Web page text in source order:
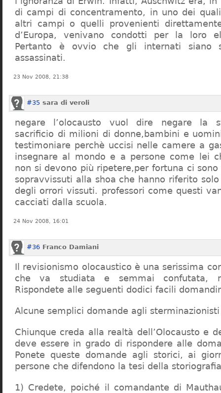
di campi di concentramento, in uno dei
altri campi o quelli provenienti
d’Europa, venivano condotti per la loro
Pertanto è ovvio che gli internati siano
assassinati.
23 Nov 2008, 21:38
#35 sara di veroli
negare l’olocausto vuol dire negare la
sacrificio di milioni di donne,bambini e
testimoniare perchè uccisi nelle camere a
insegnare al mondo e a persone come lei
non si devono più ripetere,per fortuna ci
sopravvissuti alla shoa che hanno riferito
degli orrori vissuti. professori come questi
cacciati dalla scuola.
24 Nov 2008, 16:01
#36 Franco Damiani
Il revisionismo olocaustico è una serissima
che va studiata e semmai confutata,
Rispondete alle seguenti dodici facili
Alcune semplici domande agli sterminazionisti
Chiunque creda alla realtà dell’Olocausto e
deve essere in grado di rispondere alle
Ponete queste domande agli storici, ai
persone che difendono la tesi della
1) Credete, poiché il comandante di